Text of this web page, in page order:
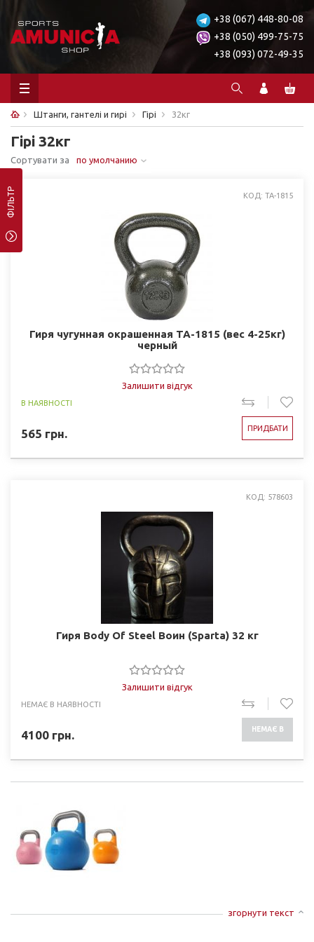
+38 (067) 448-80-08
+38 (050) 499-75-75
+38 (093) 072-49-35
Штанги, гантелі и гирі Гірі 32кг
Гірі 32кг
Сортувати за по умолчанию
ФІЛЬТР КОД: TA-1815
Гиря чугунная окрашенная TA-1815 (вес 4-25кг)
черный
Залишити відгук
В НАЯВНОСТІ
565 грн. ПРИДБАТИ
КОД: 578603
Гиря Body Of Steel Воин (Sparta) 32 кг
Залишити відгук
НЕМАЄ В НАЯВНОСТІ
4100 грн. НЕМАЄ В
згорнути текст